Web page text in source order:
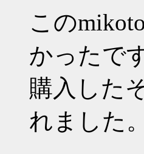
この
かったで
購入した
れました。